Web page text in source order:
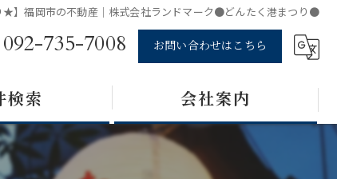
★】福岡市の不動産｜株式会社ランドマーク●どんたく港まつり●
092-735-7008 お問い合わせはこちら
検索 会社案内